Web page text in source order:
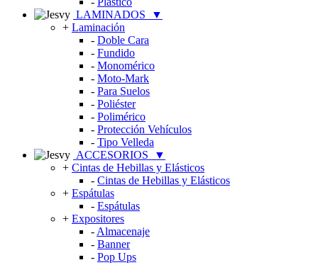
LAMINADOS
▼
+ Laminación
- Doble Cara
- Fundido
- Monomérico
- Moto-Mark
- Para Suelos
- Poliéster
- Polimérico
- Protección Vehículos
- Tipo Velleda
ACCESORIOS
▼
+ Cintas de Hebillas y Elásticos
- Cintas de Hebillas y Elásticos
+ Espátulas
- Espátulas
+ Expositores
- Almacenaje
- Banner
- Pop Ups